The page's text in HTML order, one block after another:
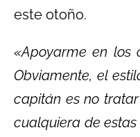
este otoño.
«Apoyarme en los
Obviamente, el
capitán es no
cualquiera de